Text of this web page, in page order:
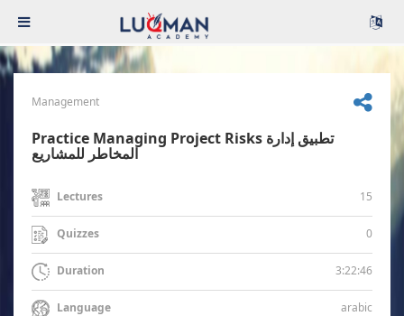
Management
Practice Managing Project Risks تطبيق إدارة
المخاطر للمشاريع
Lectures 15
Quizzes 0
Duration 3:22:46
Language arabic